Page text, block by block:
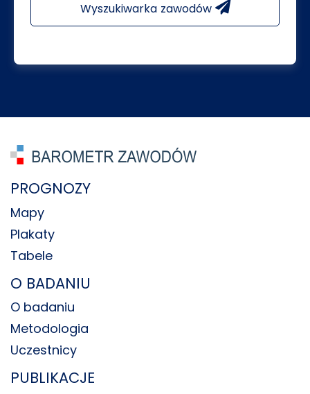
Wyszukiwarka zawodów
PROGNOZY
Mapy
Plakaty
Tabele
O BADANIU
O badaniu
Metodologia
Uczestnicy
PUBLIKACJE